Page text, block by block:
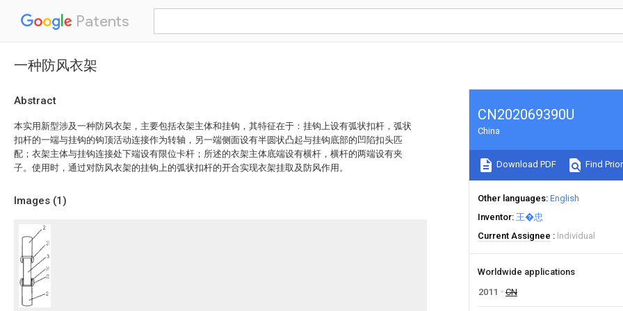
Patents
一种防风衣架
Abstract
本实用新型涉及一种防风衣架，主要包括衣架主体和挂钩，其特征在于：挂钩上设有弧状扣杆，弧状
扣杆的一端与挂钩的钩顶活动连接作为转轴，另一端侧面设有半圆状凸起与挂钩底部的凹陷扣头匹
配；衣架主体与挂钩连接处下端设有限位卡杆；所述的衣架主体底端设有横杆，横杆的两端设有夹
子。使用时，通过对防风衣架的挂钩上的弧状扣杆的开合实现衣架挂取及防风作用。
Images (1)
CN202069390U
China
Download PDF Find
Other languages English
Inventor 王�忠
Current Assignee
Individual
Worldwide applications
2011
CN